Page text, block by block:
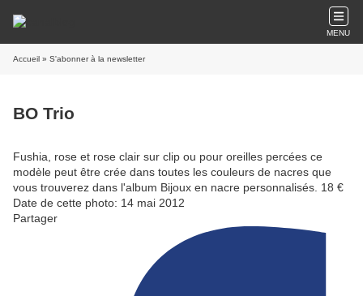
MENU
Accueil » S'abonner à la newsletter
BO Trio
Fushia, rose et rose clair sur clip ou pour oreilles percées ce
modèle peut être crée dans toutes les couleurs de nacres que
vous trouverez dans l'album Bijoux en nacre personnalisés. 18 €
Date de cette photo: 14 mai 2012
Partager